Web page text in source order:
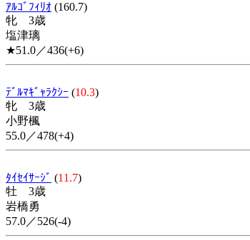
ｱﾙｺﾞﾌｨﾘｵ (160.7)
牝 3歳
塩津璃
★51.0／436(+6)
ﾃﾞﾙﾏｷﾞｬﾗｸｼｰ (10.3)
牝 3歳
小野楓
55.0／478(+4)
ﾀｲｾｲｻｰｼﾞ (11.7)
牡 3歳
岩橋勇
57.0／526(-4)